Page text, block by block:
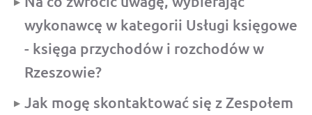
wykonawcę w kategorii Usługi księgowe
- księga przychodów i rozchodów w
Rzeszowie?
Jak mogę skontaktować się z Zespołem